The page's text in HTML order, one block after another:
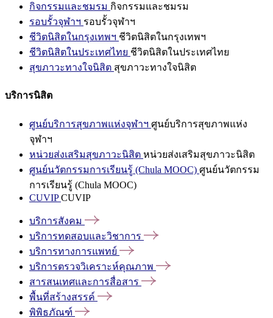
กิจกรรมและชมรม กิจกรรมและชมรม
รอบรั้วจุฬาฯ รอบรั้วจุฬาฯ
ชีวิตนิสิตในกรุงเทพฯ ชีวิตนิสิตในกรุงเทพฯ
ชีวิตนิสิตในประเทศไทย ชีวิตนิสิตในประเทศไทย
สุขภาวะทางใจนิสิต สุขภาวะทางใจนิสิต
บริการนิสิต
ศูนย์บริการสุขภาพแห่งจุฬาฯ ศูนย์บริการสุขภาพแห่ง
จุฬาฯ
หน่วยส่งเสริมสุขภาวะนิสิต หน่วยส่งเสริมสุขภาวะนิสิต
ศูนย์นวัตกรรมการเรียนรู้ (Chula MOOC) ศูนย์นวัตกรรม
การเรียนรู้ (Chula MOOC)
CUVIPCUVIP
บริการสังคม
บริการทดสอบและวิชาการ
บริการทางการแพทย์
บริการตรวจวิเคราะห์คุณภาพ
สารสนเทศและการสื่อสาร
พื้นที่สร้างสรรค์
พิพิธภัณฑ์